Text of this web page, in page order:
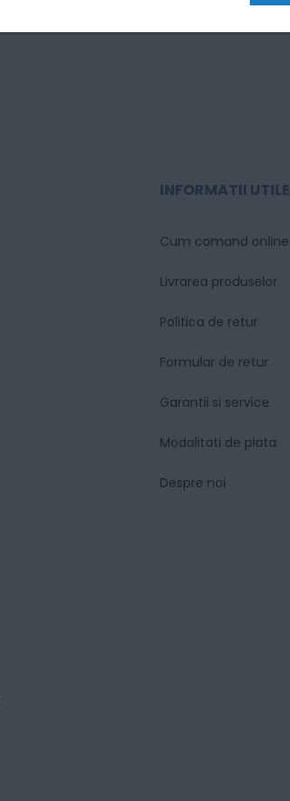
INFORMATII UTILE
Cum comand online
Livrarea produselor
Politica de retur
Formular de retur
Garantii si service
Modalitati de plata
Despre noi